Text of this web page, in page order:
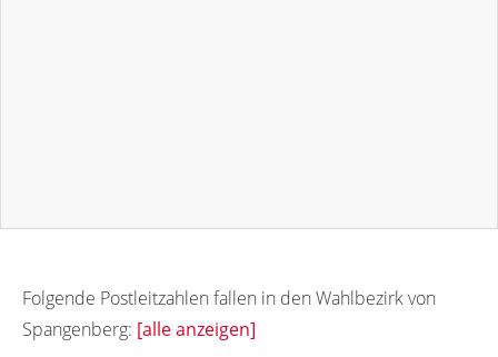
Folgende Postleitzahlen fallen in den Wahlbezirk von
Spangenberg: [alle anzeigen]